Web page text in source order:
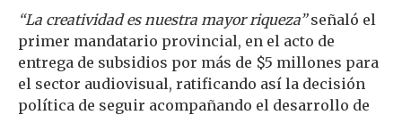
“La creatividad es nuestra mayor riqueza”señaló el
primer mandatario provincial, en el acto de
entrega de subsidios por más de $5 millones para
el sector audiovisual, ratificando así la decisión
política de seguir acompañando el desarrollo de